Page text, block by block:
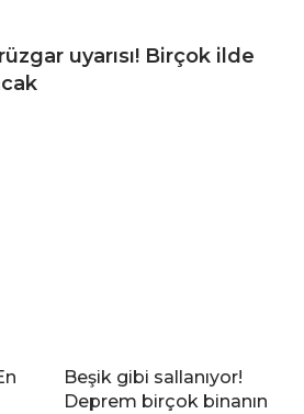
uyarısı! Birçok ilde
Beşik gibi sallanıyor!
Deprem birçok binanın